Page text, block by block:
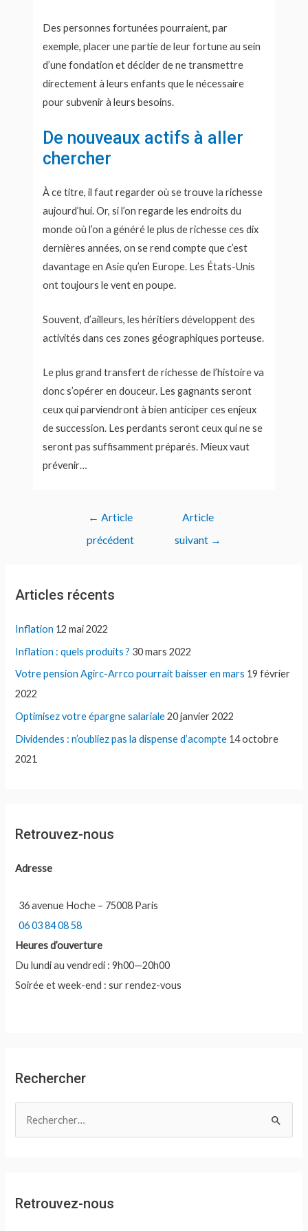
Des personnes fortunées pourraient, par
exemple, placer une partie de leur fortune au sein
d’une fondation et décider de ne transmettre
directement à leurs enfants que le nécessaire
pour subvenir à leurs besoins.
De nouveaux actifs à aller
chercher
À ce titre, il faut regarder où se trouve la richesse
aujourd’hui. Or, si l’on regarde les endroits du
monde où l’on a généré le plus de richesse ces dix
dernières années, on se rend compte que c’est
davantage en Asie qu’en Europe. Les États-Unis
ont toujours le vent en poupe.
Souvent, d’ailleurs, les héritiers développent des
activités dans ces zones géographiques porteuse.
Le plus grand transfert de richesse de l’histoire va
donc s’opérer en douceur. Les gagnants seront
ceux qui parviendront à bien anticiper ces enjeux
de succession. Les perdants seront ceux qui ne se
seront pas suffisamment préparés. Mieux vaut
prévenir…
Navigation
← Article
précédent
Article
suivant →
Articles récents
Inflation 12 mai 2022
Inflation : quels produits ? 30 mars 2022
Votre pension Agirc-Arrco pourrait baisser en mars 19 février
2022
Optimisez votre épargne salariale 20 janvier 2022
Dividendes : n’oubliez pas la dispense d’acompte 14 octobre
2021
Retrouvez-nous
Adresse
36 avenue Hoche – 75008 Paris
06 03 84 08 58
Heures d’ouverture
Du lundi au vendredi : 9h00—20h00
Soirée et week-end : sur rendez-vous
Rechercher
r
Retrouvez-nous